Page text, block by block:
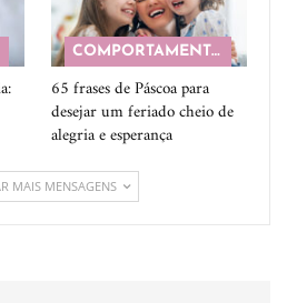
COMPORTAMENTO
65 frases de Páscoa para
desejar um feriado cheio de
alegria e esperança
MAIS MENSAGENS